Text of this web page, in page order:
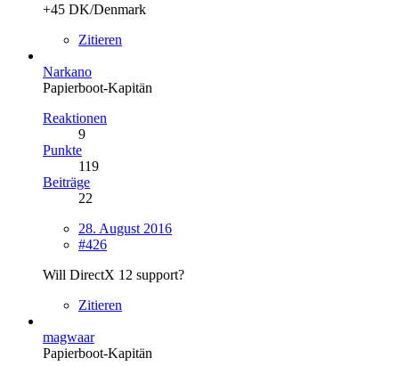
+45 DK/Denmark
Zitieren
Narkano
Papierboot-Kapitän
Reaktionen
9
Punkte
119
Beiträge
22
28. August 2016
#426
Will DirectX 12 support?
Zitieren
magwaar
Papierboot-Kapitän